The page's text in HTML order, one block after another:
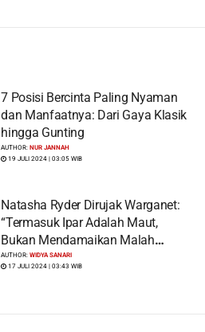
7 Posisi Bercinta Paling Nyaman
dan Manfaatnya: Dari Gaya Klasik
hingga Gunting
AUTHOR:NUR JANNAH
19 JULI 2024 | 03:05 WIB
Natasha Ryder Dirujak Warganet:
“Termasuk Ipar Adalah Maut,
Bukan Mendamaikan Malah
Menyiram Bensin”
AUTHOR:WIDYA SANARI
17 JULI 2024 | 03:43 WIB